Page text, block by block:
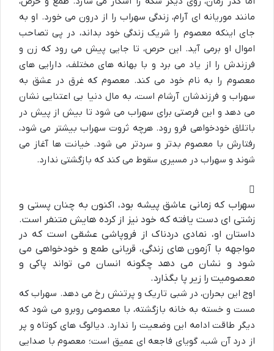
مانند موریانه ای آرام، زندگی سهراب را از درون می خورد. او به
جای اینکه معصوم را شریک زندگی خود بداند، در پی تصاحب
اموال او برمی آید. این حرص، تا جایی پیش می رود که زن و
فرزندش را از یاد می برد و با بهانه های مختلف، دارایی های
معصوم را به نام خود می کند. معصوم که غرق در عشق به
سهراب و فرزندشان آرشام است، به مال دنیا بی اعتنایی نشان
می دهد و این فرصتی برای سهراب می شود تا بیش از پیش در
باتلاق خودخواهی فرو رود. هرچه ثروت سهراب بیشتر می شود،
رفتارش با معصوم بدتر و سردتر می شود. خیانت ها آغاز می
شوند و سهراب در مسیری سقوط می کند که بازگشتی ندارد.
سهراب که زمانی عاشق پیشه بود، اکنون به چنان پستی و
زشتی ای دست یافته که خود نیز از کرده هایش متنفر است.
داستان او، نمادی دردناک از فروپاشی عشقی است که در
مواجهه با آزمون های زندگی، قربانی طمع و خودخواهی می
شود و نشان می دهد چگونه انسان می تواند پاکی و
معصومیت را زیر پا بگذارد.
اوج این بحران، در شبی تاریک و پرتنش رخ می دهد. سهراب که
مست و خسته به خانه بازگشته، با معصومی روبرو می شود که
دیگر طاقت ادامه این وضعیت را ندارد. دیالوگ های کوتاه و پر
از درد آن شب، گویای فاجعه ای عمیق است؛ معصوم با صدایی